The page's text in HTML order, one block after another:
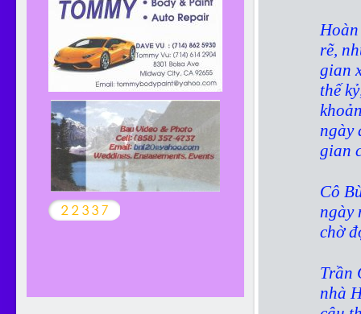
rẽ,
gian
thế
ngày
gian
Cô
ngày
chờ
Trần
nhà